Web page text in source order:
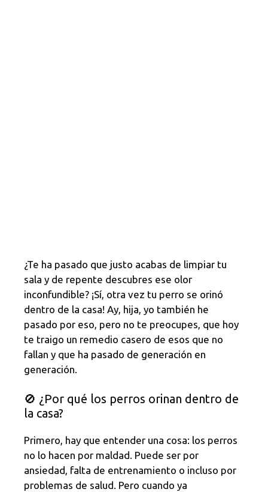
¿Te ha pasado que justo acabas de limpiar tu
sala y de repente descubres ese olor
inconfundible? ¡Sí, otra vez tu perro se orinó
dentro de la casa! Ay, hija, yo también he
pasado por eso, pero no te preocupes, que hoy
te traigo un remedio casero de esos que no
fallan y que ha pasado de generación en
generación.
🚫 ¿Por qué los perros orinan dentro de
la casa?
Primero, hay que entender una cosa: los perros
no lo hacen por maldad. Puede ser por
ansiedad, falta de entrenamiento o incluso por
problemas de salud. Pero cuando ya